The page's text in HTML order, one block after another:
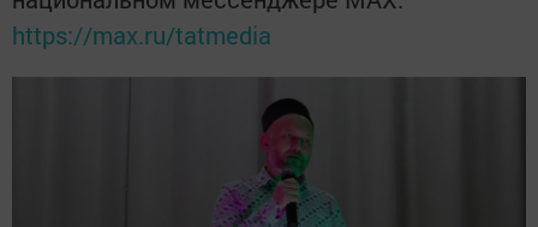
https://max.ru/tatmedia